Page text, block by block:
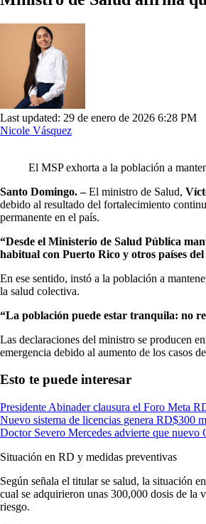
Last updated: 29 de enero de 2026 6:28 PM
Nicole Vásquez
El MSP exhorta a la población a
Santo Domingo. –El ministro de Salud,
debido al resultado del fortalecimiento
permanente en el país.
“Desde el Ministerio de Salud Pública
habitual con Puerto Rico y otros países
En ese sentido, instó a la población a
la salud colectiva.
“La población puede estar tranquila: no
Las declaraciones del ministro se producen
emergencia debido al aumento de los casos
Esto te puede interesar
Presidente Abinader clausura el Foro Meta
Nuevo sistema de licencias genera RD$300
Doctor Severo Mercedes advierte que nuevo
Situación en RD y medidas preventivas
Según señala el titular se salud, la situación
cual se adquirieron unas 300,000 dosis de la
riesgo.